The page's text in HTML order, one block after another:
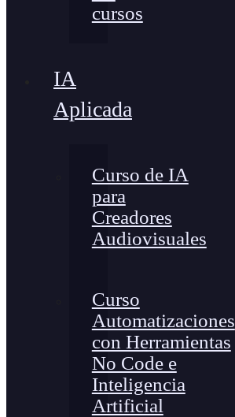
cursos
IA
Aplicada
Curso de IA
para
Creadores
Audiovisuales
Curso
Automatizaciones
con Herramientas
No Code e
Inteligencia
Artificial